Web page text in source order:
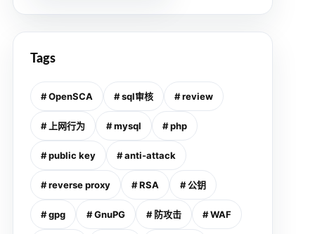
Tags
# OpenSCA # sql审核 # review
# 上网行为 # mysql # php
# public key # anti-attack
# reverse proxy # RSA # 公钥
# gpg # GnuPG # 防攻击 # WAF